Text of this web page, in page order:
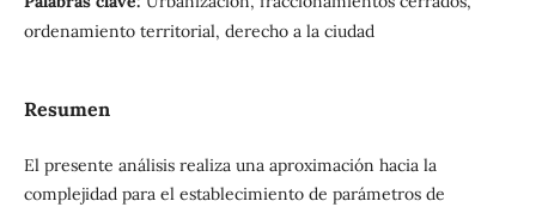
ordenamiento territorial, derecho a la ciudad
Resumen
El presente análisis realiza una aproximación hacia la
complejidad para el establecimiento de parámetros de